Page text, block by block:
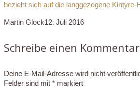
bezieht sich auf die langgezogene Kintyre-
Martin Glock12. Juli 2016
Schreibe einen Kommentar
Deine E-Mail-Adresse wird nicht
Felder sind mit * markiert